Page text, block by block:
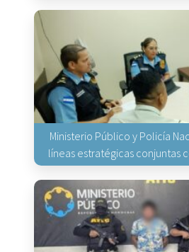
Ministerio Público y Policía
líneas estratégicas conjuntas